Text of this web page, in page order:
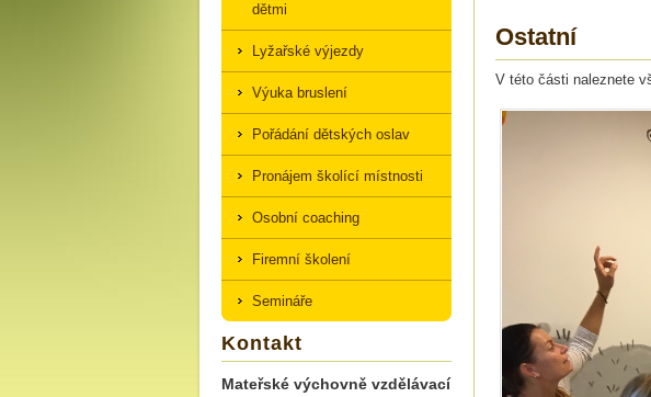
Ostatní
V této části naleznete
dětmi
Lyžařské výjezdy
Výuka bruslení
Pořádání dětských oslav
Pronájem školící místnosti
Osobní coaching
Firemní školení
Semináře
Kontakt
Mateřské výchovně vzdělávací